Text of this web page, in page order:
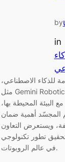
by
in
للذكاء الاصطناعي،
مثل Gemini Robotics و Gemini Robotics-ER، والتي
البيئة المحيطة بها،
المجسّد أهمية ضمان
ويستعرض التعاون
تطور تكنولوجي
في عالم الروبوتات.